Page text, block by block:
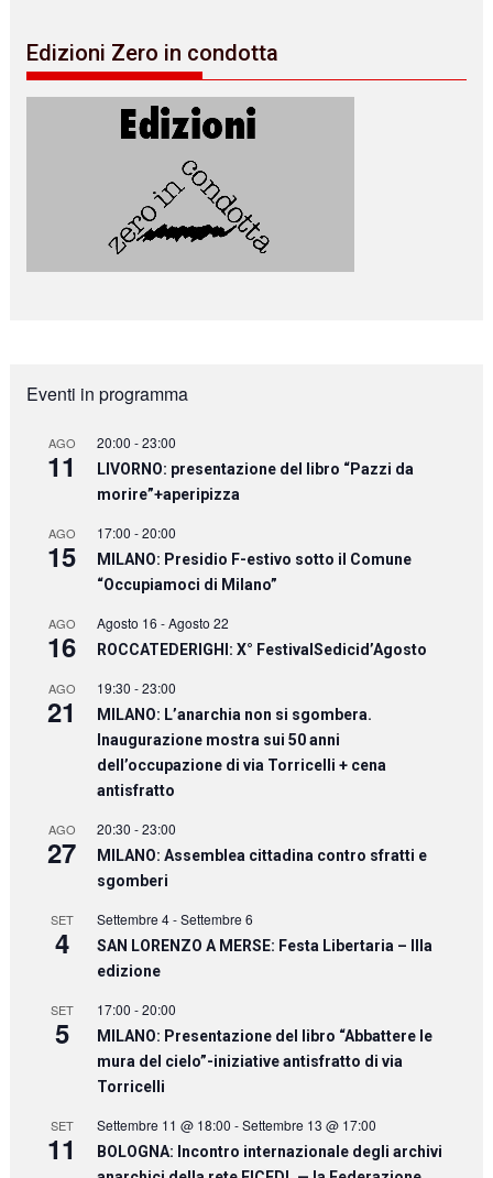
Edizioni Zero in condotta
Eventi in programma
AGO
11
20:00 -23:00
LIVORNO: presentazione del libro “Pazzi da
morire”+aperipizza
AGO
15
17:00 -20:00
MILANO: Presidio F-estivo sotto il Comune
“Occupiamoci di Milano”
AGO
16
Agosto 16 -Agosto 22
ROCCATEDERIGHI: X° FestivalSedicid’Agosto
AGO
21
19:30 -23:00
MILANO: L’anarchia non si sgombera.
Inaugurazione mostra sui 50 anni
dell’occupazione di via Torricelli + cena
antisfratto
AGO
27
20:30 -23:00
MILANO: Assemblea cittadina contro sfratti e
sgomberi
SET
4
Settembre 4-Settembre 6
SAN LORENZO A MERSE: Festa Libertaria – IIIa
edizione
SET
5
17:00 -20:00
MILANO: Presentazione del libro “Abbattere le
mura del cielo”-iniziative antisfratto di via
Torricelli
SET
11
Settembre 11 @ 18:00 -Settembre 13 @ 17:00
BOLOGNA: Incontro internazionale degli archivi